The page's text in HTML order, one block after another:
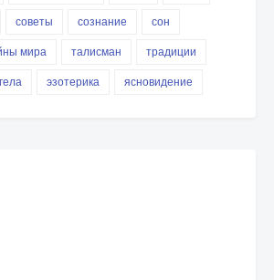
советы сознание
сон
мира талисман
традиции
эзотерика ясновидение